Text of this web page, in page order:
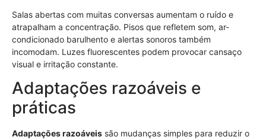
Salas abertas com muitas conversas aumentam o ruído e
atrapalham a concentração. Pisos que refletem som, ar-
condicionado barulhento e alertas sonoros também
incomodam. Luzes fluorescentes podem provocar cansaço
visual e irritação constante.
Adaptações razoáveis e
práticas
Adaptações razoáveis são mudanças simples para reduzir o